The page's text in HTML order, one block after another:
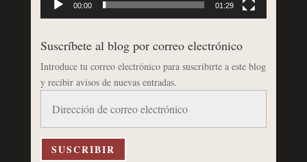
00:00 01:29
Suscríbete al blog por correo electrónico
Introduce tu correo electrónico para suscribirte a este blog
y recibir avisos de nuevas entradas.
correo
electrónico
SUSCRIBIR